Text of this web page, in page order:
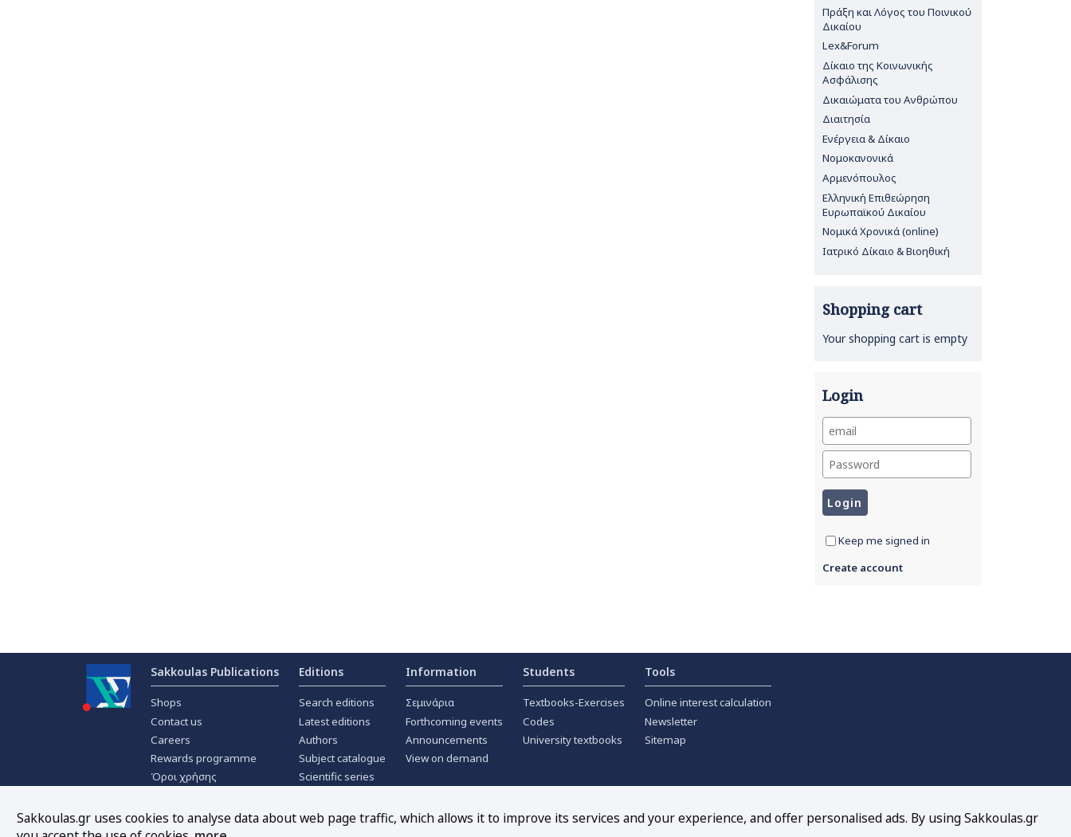
Πράξη και Λόγος του Ποινικού
Δικαίου
Lex&Forum
Δίκαιο της Κοινωνικής
Ασφάλισης
Δικαιώματα του Ανθρώπου
Διαιτησία
Ενέργεια & Δίκαιο
Νομοκανονικά
Αρμενόπουλος
Ελληνική Επιθεώρηση
Ευρωπαϊκού Δικαίου
Νομικά Χρονικά (online)
Ιατρικό Δίκαιο & Βιοηθική
Shopping cart
Your shopping cart is empty
Login
Keep me signed in
Create account
Sakkoulas Publications
Shops
Contact us
Careers
Rewards programme
Όροι χρήσης
About Cookies
Editions
Search editions
Latest editions
Authors
Subject catalogue
Scientific series
Offers
Information
Σεμινάρια
Forthcoming events
Announcements
View on demand
Students
Textbooks-Exercises
Codes
University textbooks
Tools
Online interest calculation
Newsletter
Sitemap
Sakkoulas.gr uses cookies to analyse data about web page traffic, which allows it to improve its services and your experience, and offer personalised ads. By using Sakkoulas.gr